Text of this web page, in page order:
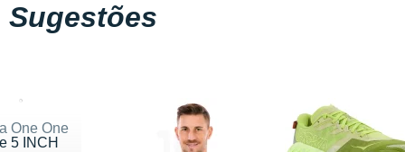
Sugestões
One One
5 INCH